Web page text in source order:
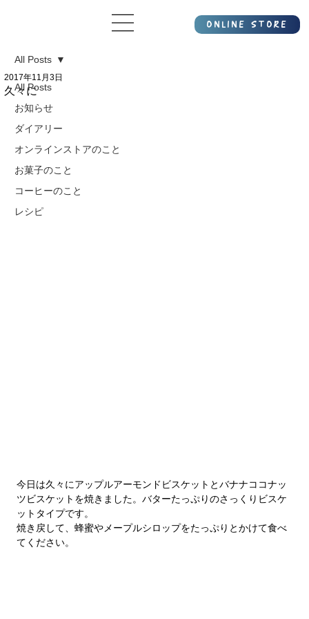
All Posts
お知らせ
ダイアリー
オンラインストアのこと
お菓子のこと
コーヒーのこと
レシピ
All Posts
久々に
2017年11月3日
今日は久々にアップルアーモンドビスケットとバナナココナッ
ツビスケットを焼きました。バターたっぷりのさっくりビスケ
ットタイプです。
焼き戻して、蜂蜜やメープルシロップをたっぷりとかけて食べ
てください。